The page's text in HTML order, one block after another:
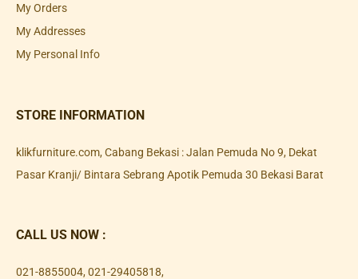
My Orders
My Addresses
My Personal Info
STORE INFORMATION
klikfurniture.com, Cabang Bekasi : Jalan Pemuda No 9, Dekat
Pasar Kranji/ Bintara Sebrang Apotik Pemuda 30 Bekasi Barat
CALL US NOW :
021-8855004, 021-29405818,